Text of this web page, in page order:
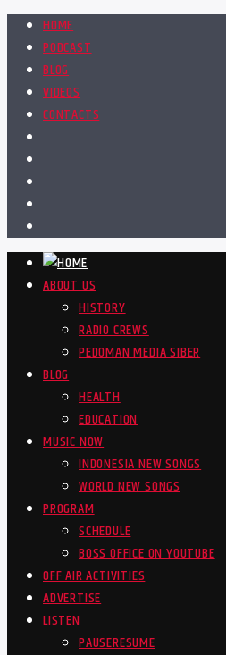
HOME
PODCAST
BLOG
VIDEOS
CONTACTS
ABOUT US
HISTORY
RADIO CREWS
PEDOMAN MEDIA SIBER
BLOG
HEALTH
EDUCATION
MUSIC NOW
INDONESIA NEW SONGS
WORLD NEW SONGS
PROGRAM
SCHEDULE
BOSS OFFICE ON YOUTUBE
OFF AIR ACTIVITIES
ADVERTISE
LISTEN
PAUSERESUME